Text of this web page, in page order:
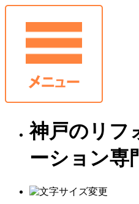
神戸のリフ
ーション専